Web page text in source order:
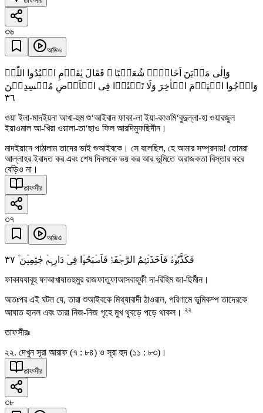
৩৬
অডিও
وَاِلٰی مَدۡیَنَ اَخَاہُمۡ شُعَیۡبًا ۙ فَقَالَ یٰقَوۡمِ اعۡبُدُوا اللّٰہَ
وَارۡجُوا الۡیَوۡمَ الۡاٰخِرَ وَلَا تَعۡثَوۡا فِی الۡاَرۡضِ مُفۡسِدِیۡنَ
٣٦
ওয়া ইলা-মাদইয়না আখা-হুম শু‘আইবান ফাকা-লা ইয়া-কাওমি‘বুদুল্লা-হা ওয়ারজুল
ইয়াওমাল আ-খিরা ওয়ালা-তা‘ছাও ফিল আরদিমুফছিদীন।
মাদইয়ানে পাঠালাম তাদের ভাই শুআইবকে। সে বলেছিল, হে আমার সম্প্রদায়! তোমরা
আল্লাহর ইবাদত কর এবং শেষ দিবসকে ভয় কর আর ভূমিতে অরাজকতা বিস্তার করে
বেড়িও না।
তাফসীর
৩৭
অডিও
فَکَذَّبُوۡہُ فَاَخَذَتۡہُمُ الرَّجۡفَۃُ فَاَصۡبَحُوۡا فِیۡ دَارِہِمۡ جٰثِمِیۡنَ ۫ ٣٧
ফাকাযযাবূহু ফাআখাযাতহুমুর রাজফাতুফাআসবাহূফী দা-রিহিম জা-ছিমীন।
অতঃপর এই ঘটল যে, তারা শুআইবকে মিথ্যাবাদী ঠাওরাল, পরিণামে ভূমিকম্প তাদেরকে
আঘাত হানল এবং তারা নিজ-নিজ গৃহে মুখ থুবড়ে পড়ে থাকল। ২২
তাফসীরঃ
২২. দেখুন সূরা আরাফ (৭ : ৮৪) ও সূরা হুদ (১১ : ৮৩)।
তাফসীর
৩৮